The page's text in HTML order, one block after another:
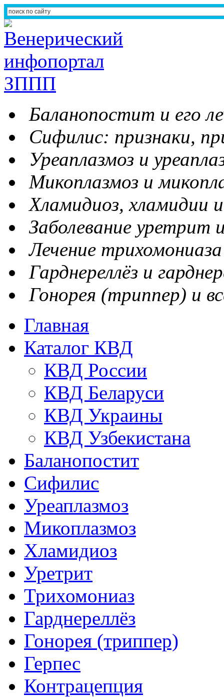
Баланопостит и его
Сифилис: признаки,
Уреаплазмоз и
Микоплазмоз и
Хламидиоз, хламидии
Заболевание уретрит
Лечение
Гарднереллёз и
Гонорея (триппер) и
Главная
Каталог КВД
КВД России
КВД Беларуси
КВД Украины
КВД Узбекистана
Баланопостит
Сифилис
Уреаплазмоз
Микоплазмоз
Хламидиоз
Уретрит
Трихомониаз
Гарднереллёз
Гонорея (триппер)
Герпес
Контрацепция